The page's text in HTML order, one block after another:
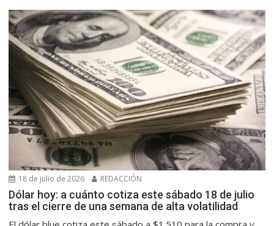
18 de julio de 2026 REDACCIÓN
Dólar hoy: a cuánto cotiza este sábado 18 de julio
tras el cierre de una semana de alta volatilidad